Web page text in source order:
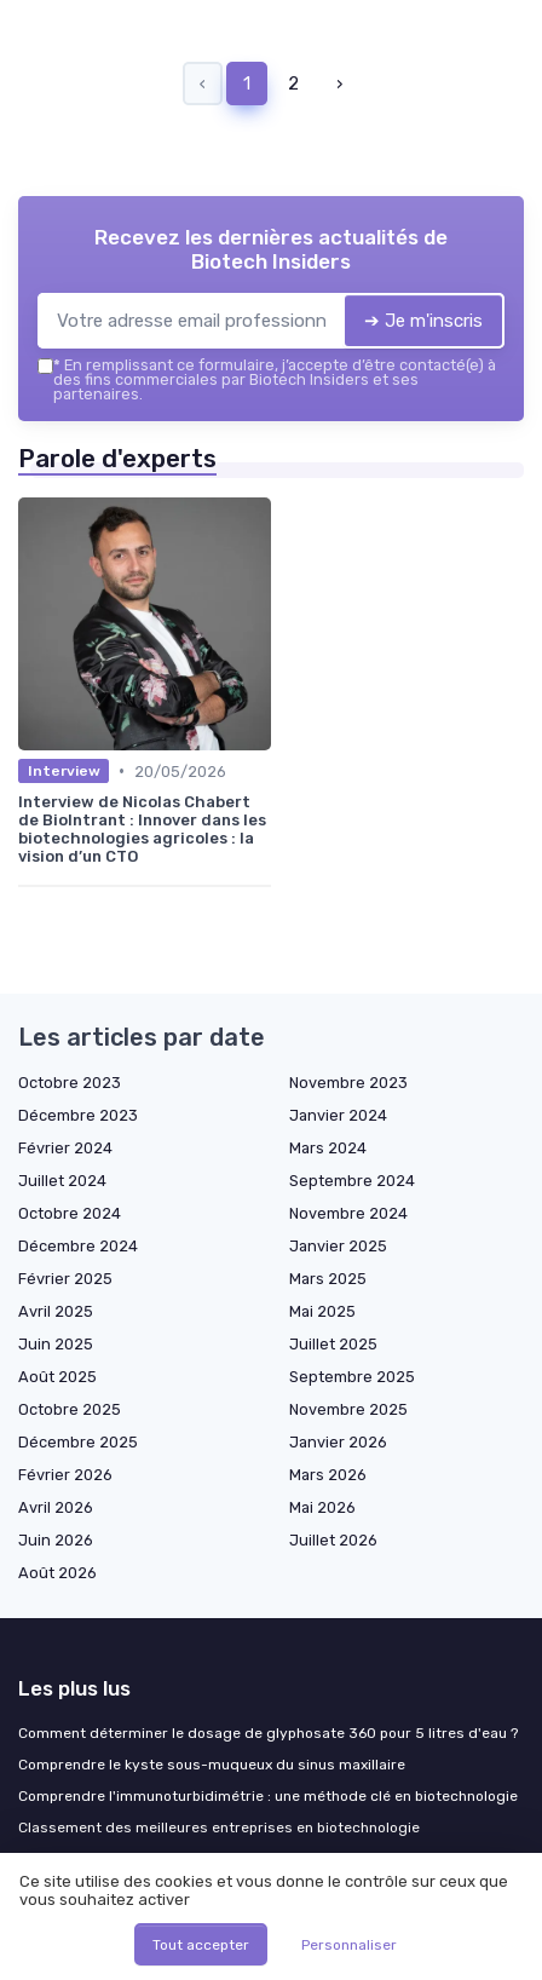
‹ 1 2 ›
Recevez les dernières actualités de
Biotech Insiders
➔ Je m'inscris
* En remplissant ce formulaire, j’accepte d’être contacté(e) à
des fins commerciales par Biotech Insiders et ses
partenaires.
Parole d'experts
Interview •
20/05/2026
Interview de Nicolas Chabert
de BioIntrant : Innover dans les
biotechnologies agricoles : la
vision d’un CTO
Les articles par date
Octobre 2023
Novembre 2023
Décembre 2023
Janvier 2024
Février 2024
Mars 2024
Juillet 2024
Septembre 2024
Octobre 2024
Novembre 2024
Décembre 2024
Janvier 2025
Février 2025
Mars 2025
Avril 2025
Mai 2025
Juin 2025
Juillet 2025
Août 2025
Septembre 2025
Octobre 2025
Novembre 2025
Décembre 2025
Janvier 2026
Février 2026
Mars 2026
Avril 2026
Mai 2026
Juin 2026
Juillet 2026
Août 2026
Les plus lus
Comment déterminer le dosage de glyphosate 360 pour 5 litres d'eau ?
Comprendre le kyste sous-muqueux du sinus maxillaire
Comprendre l'immunoturbidimétrie : une méthode clé en biotechnologie
Classement des meilleures entreprises en biotechnologie
Comprendre le phénomène des fils résorbables qui ressortent des
cicatrices
Les derniers articles
Ce site utilise des cookies et vous donne le contrôle sur ceux que
vous souhaitez activer
Tout accepter Personnaliser